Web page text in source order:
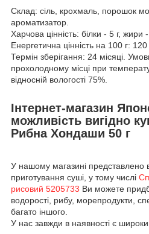
Склад: сіль, крохмаль, порошок
ароматизатор.
Харчова цінність: білки - 5 г, жири
Енергетична цінність на 100 г: 120
Термін зберігання: 24 місяці.
прохолодному місці при
відносній вологості 75%.
Інтернет-магазин
можливість вигідно
Рибна Хондаши 50 г
У нашому магазині представлено
приготування суші, у тому числі
рисовий 5205733 Ви можете
водорості, рибу, морепродукти,
багато іншого.
У нас завжди в наявності є